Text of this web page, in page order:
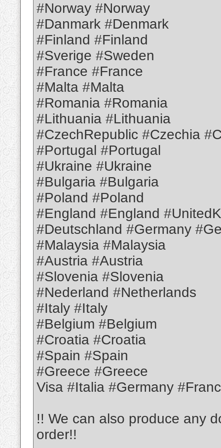
#Norway #Norway
#Danmark #Denmark
#Finland #Finland
#Sverige #Sweden
#France #France
#Malta #Malta
#Romania #Romania
#Lithuania #Lithuania
#CzechRepublic #Czechia
#Portugal #Portugal
#Ukraine #Ukraine
#Bulgaria #Bulgaria
#Poland #Poland
#England #England
#Deutschland #Germany
#Malaysia #Malaysia
#Austria #Austria
#Slovenia #Slovenia
#Nederland #Netherlands
#Italy #Italy
#Belgium #Belgium
#Croatia #Croatia
#Spain #Spain
#Greece #Greece
Visa #Italia #Germany
!!️ We can also produce any
order!!️